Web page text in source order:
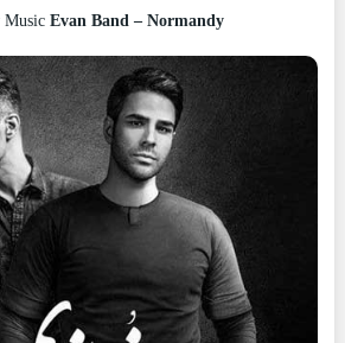
Evan Band – Normandy